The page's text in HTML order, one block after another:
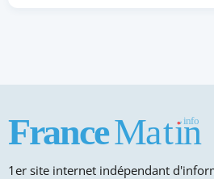
1er site internet indépendant